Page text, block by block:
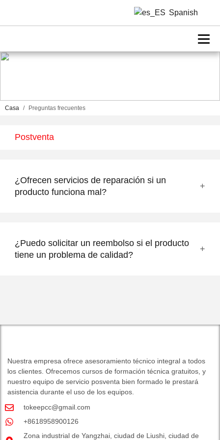
Spanish
Casa / Preguntas frecuentes
Postventa
¿Ofrecen servicios de reparación si un
producto funciona mal?
¿Puedo solicitar un reembolso si el producto
tiene un problema de calidad?
Nuestra empresa ofrece asesoramiento técnico integral a todos
los clientes. Ofrecemos cursos de formación técnica gratuitos, y
nuestro equipo de servicio posventa bien formado le prestará
asistencia durante el uso de los equipos.
tokeepcc@gmail.com
+8618958900126
Zona industrial de Yangzhai, ciudad de Liushi, ciudad de